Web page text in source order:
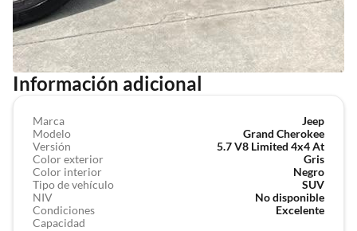
Información adicional
Marca
Jeep
Modelo
Grand Cherokee
Versión
5.7 V8 Limited 4x4 At
Color exterior
Gris
Color interior
Negro
Tipo de vehículo
SUV
NIV
No disponible
Condiciones
Excelente
Capacidad